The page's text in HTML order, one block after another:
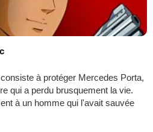
à protéger Mercedes Porta,
qui a perdu brusquement la vie.
à un homme qui l'avait sauvée